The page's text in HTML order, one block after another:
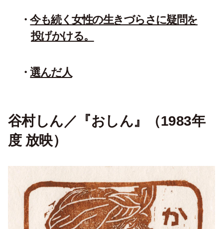
今も続く女性の生きづらさに疑問を
投げかける。
選んだ人
谷村しん／『おしん』（1983年
度 放映）